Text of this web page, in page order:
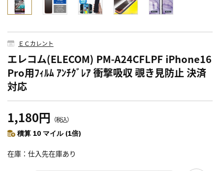
ＥＣカレント
エレコム(ELECOM) PM-A24CFLPF iPhone16
Pro用ﾌｨﾙﾑ ｱﾝﾁｸﾞﾚｱ 衝撃吸収 覗き見防止 決済
対応
1,180円 （税込）
積算 10 マイル (1倍)
在庫 仕入先在庫あり